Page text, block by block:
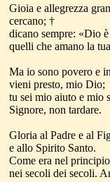
Gioia e allegrezza
cercano; †
dicano sempre: «Dio
quelli che amano la
Ma io sono povero e
vieni presto, mio Dio;
tu sei mio aiuto e mio
Signore, non tardare.
Gloria al Padre e al
e allo Spirito Santo.
Come era nel
nei secoli dei secoli.